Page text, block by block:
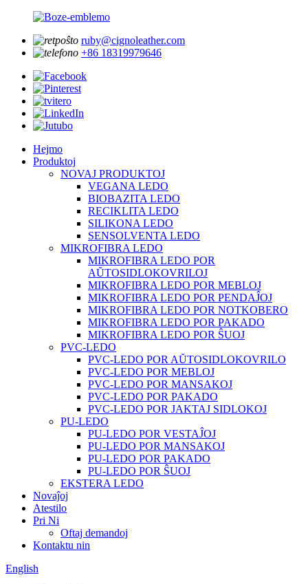
ruby@cignoleather.com
+86 18319979646
Hejmo
Produktoj
NOVAJ PRODUKTOJ
VEGANA LEDO
BIOBAZITA LEDO
RECIKLITA LEDO
SILIKONA LEDO
SENSOLVENTA LEDO
MIKROFIBRA LEDO
MIKROFIBRA LEDO POR
AŬTOSIDLOKOVRILOJ
MIKROFIBRA LEDO POR MEBLOJ
MIKROFIBRA LEDO POR PENDAĴOJ
MIKROFIBRA LEDO POR NOTKOBERO
MIKROFIBRA LEDO POR PAKADO
MIKROFIBRA LEDO POR ŜUOJ
PVC-LEDO
PVC-LEDO POR AŬTOSIDLOKOVRILO
PVC-LEDO POR MEBLOJ
PVC-LEDO POR MANSAKOJ
PVC-LEDO POR PAKADO
PVC-LEDO POR JAKTAJ SIDLOKOJ
PU-LEDO
PU-LEDO POR VESTAĴOJ
PU-LEDO POR MANSAKOJ
PU-LEDO POR PAKADO
PU-LEDO POR ŜUOJ
EKSTERA LEDO
Novaĵoj
Atestilo
Pri Ni
Oftaj demandoj
Kontaktu nin
English